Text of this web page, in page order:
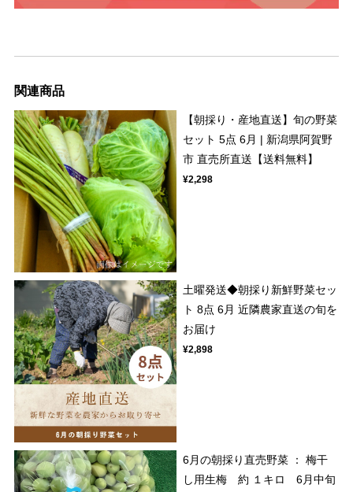
関連商品
【朝採り・産地直送】旬の野菜
セット 5点 6月 | 新潟県阿賀野
市 直売所直送【送料無料】
¥2,298
土曜発送◆朝採り新鮮野菜セッ
ト 8点 6月 近隣農家直送の旬を
お届け
¥2,898
6月の朝採り直売野菜 ： 梅干
し用生梅 約 １キロ 6月中旬